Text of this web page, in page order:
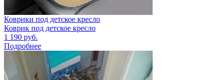
Коврики под детское кресло
Коврик под детское кресло
1 190 руб.
Подробнее